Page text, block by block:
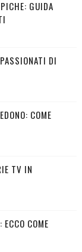
GUIDA
DI
COME
TV IN
COME